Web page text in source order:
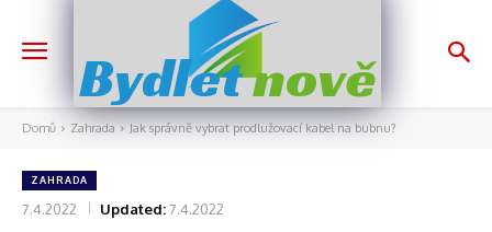
Bydletnově
Domů Zahrada Jak správně vybrat prodlužovací kabel na bubnu?
ZAHRADA
7.4.2022 Updated:7.4.2022